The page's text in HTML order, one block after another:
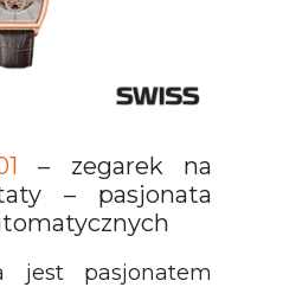
– zegarek na
– pasjonata
jest pasjonatem